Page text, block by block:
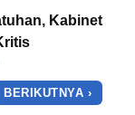
Kabinet
BERIKUTNYA ›